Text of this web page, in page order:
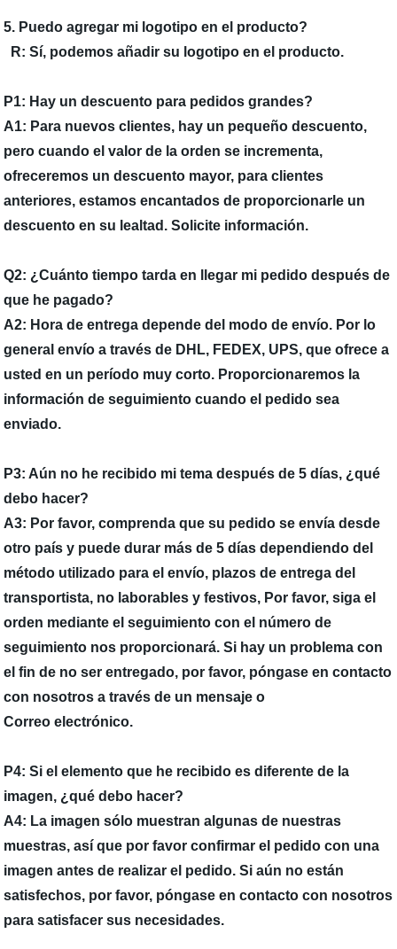
5. Puedo agregar mi logotipo en el producto?
R: Sí, podemos añadir su logotipo en el producto.
P1: Hay un descuento para pedidos grandes?
A1: Para nuevos clientes, hay un pequeño descuento,
pero cuando el valor de la orden se incrementa,
ofreceremos un descuento mayor, para clientes
anteriores, estamos encantados de proporcionarle un
descuento en su lealtad. Solicite información.
Q2: ¿Cuánto tiempo tarda en llegar mi pedido después de
que he pagado?
A2: Hora de entrega depende del modo de envío. Por lo
general envío a través de DHL, FEDEX, UPS, que ofrece a
usted en un período muy corto. Proporcionaremos la
información de seguimiento cuando el pedido sea
enviado.
P3: Aún no he recibido mi tema después de 5 días, ¿qué
debo hacer?
A3: Por favor, comprenda que su pedido se envía desde
otro país y puede durar más de 5 días dependiendo del
método utilizado para el envío, plazos de entrega del
transportista, no laborables y festivos, Por favor, siga el
orden mediante el seguimiento con el número de
seguimiento nos proporcionará. Si hay un problema con
el fin de no ser entregado, por favor, póngase en contacto
con nosotros a través de un mensaje o
Correo electrónico.
P4: Si el elemento que he recibido es diferente de la
imagen, ¿qué debo hacer?
A4: La imagen sólo muestran algunas de nuestras
muestras, así que por favor confirmar el pedido con una
imagen antes de realizar el pedido. Si aún no están
satisfechos, por favor, póngase en contacto con nosotros
para satisfacer sus necesidades.